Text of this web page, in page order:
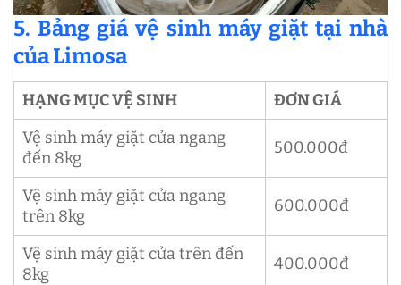
5. Bảng giá vệ sinh máy giặt tại nhà
của Limosa
HẠNG MỤC VỆ SINH
ĐƠN GIÁ
Vệ sinh máy giặt cửa ngang
đến 8kg
500.000đ
Vệ sinh máy giặt cửa ngang
trên 8kg
600.000đ
Vệ sinh máy giặt cửa trên đến
8kg
400.000đ